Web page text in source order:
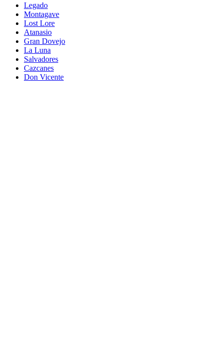
Legado
Montagave
Lost Lore
Atanasio
Gran Dovejo
La Luna
Salvadores
Cazcanes
Don Vicente